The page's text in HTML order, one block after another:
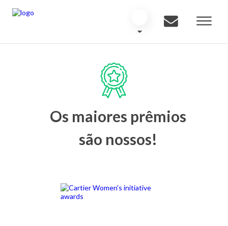
Os maiores prêmios
são nossos!